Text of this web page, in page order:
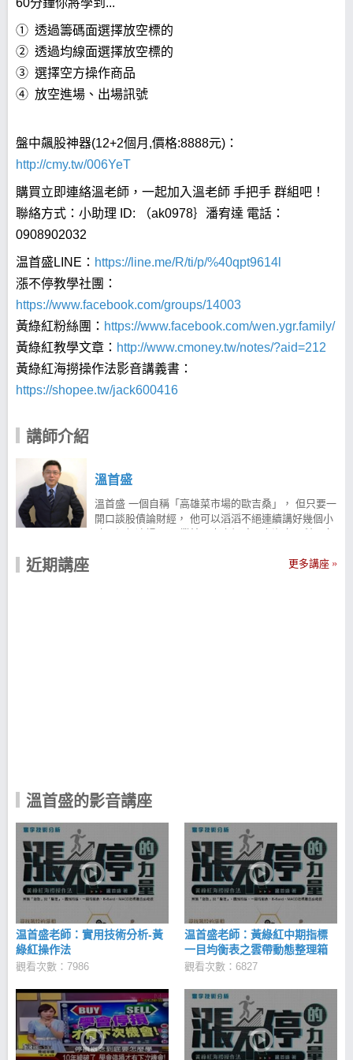
① 透過籌碼面選擇放空標的
② 透過均線面選擇放空標的
③ 選擇空方操作商品
④ 放空進場、出場訊號
盤中飆股神器(12+2個月,價格:8888元)：
http://cmy.tw/006YeT
購買立即連絡溫老師，一起加入溫老師 手把手 群組吧！
聯絡方式：小助理 ID: （ak0978｝潘宥達 電話：
0908902032
温首盛LINE： https://line.me/R/ti/p/%40qpt9614l
漲不停教學社團：
https://www.facebook.com/groups/14003
黃綠紅粉絲團： https://www.facebook.com/wen.ygr.family/
黃綠紅教學文章： http://www.cmoney.tw/notes/?aid=212
黃綠紅海撈操作法影音講義書：
https://shopee.tw/jack600416
講師介紹
溫首盛
溫首盛 一個自稱「高雄菜市場的歐吉桑」， 但只要一
開口談股債論財經， 他可以滔滔不絕連續講好幾個小
座講師， 而且是授課時數最多、最受歡迎的講師之
更透過臉書提供「售後服務」， 短短 3 個月社團成員
在非凡節目《錢線百分百》上， 與大家分享 重要的
多空都教的停損方法！ 溫老師的投資心法 一、長期指
標：「黃綠紅3 條均線」 結合 3 大法人同步買超標
的，可作為判別股票目前所處的長期趨勢， 決定手上
是否持有或空手的根據。 二、中期指標：「一目均衡
期指標：「布林軌道」、「MACD」 辨識盤整與突破
的臨界點，抓到更精準的進出場。 我想購買→黃綠紅
海撈操作法影音講義書 黃綠紅海撈操作法 1. A4彩色
精裝 2. USB 13小時影音解說 3. 多空詳細海撈必殺技
權證／海期 5.掌握當沖/短線/波段策略 我想了解更多
溫首盛的海撈操作法 溫首盛 免費影音教學區 黃綠紅
海撈操作法-投資小學堂 溫首盛FB社團《漲不停的力
量-教學專區》 CMoney專欄文章-溫首盛 立刻到 溫首
近期講座 更多講座
溫首盛的影音講座
温首盛老師：實用技術分析-黃
綠紅操作法
觀看次數：7986
温首盛老師：黃綠紅中期指標
一目均衡表之雲帶動態整理箱
觀看次數：6827